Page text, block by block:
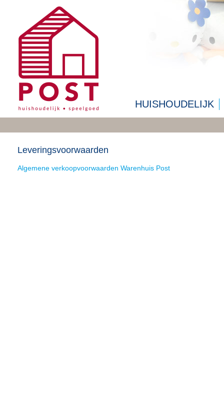
HUISHOUDELIJK
Leveringsvoorwaarden
Algemene verkoopvoorwaarden Warenhuis Post